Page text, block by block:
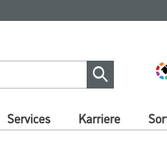
Services Karriere